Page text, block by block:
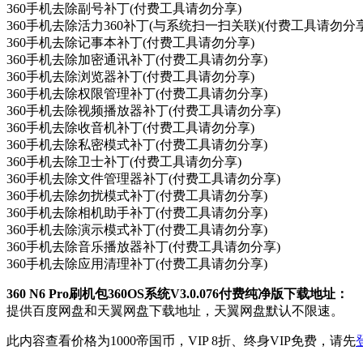
360手机去除副号补丁(付费工具请勿分享)
360手机去除活力360补丁(与系统扫一扫关联)(付费工具请勿分
360手机去除记事本补丁(付费工具请勿分享)
360手机去除加密通讯补丁(付费工具请勿分享)
360手机去除浏览器补丁(付费工具请勿分享)
360手机去除权限管理补丁(付费工具请勿分享)
360手机去除视频播放器补丁(付费工具请勿分享)
360手机去除收音机补丁(付费工具请勿分享)
360手机去除私密模式补丁(付费工具请勿分享)
360手机去除卫士补丁(付费工具请勿分享)
360手机去除文件管理器补丁(付费工具请勿分享)
360手机去除勿扰模式补丁(付费工具请勿分享)
360手机去除相机助手补丁(付费工具请勿分享)
360手机去除演示模式补丁(付费工具请勿分享)
360手机去除音乐播放器补丁(付费工具请勿分享)
360手机去除应用清理补丁(付费工具请勿分享)
360 N6 Pro刷机包360OS系统V3.0.076付费纯净版下载地址：
提供百度网盘和天翼网盘下载地址，天翼网盘默认不限速。
此内容查看价格为1000帝国币，VIP 8折、终身VIP免费，请先